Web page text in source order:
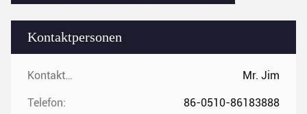
Kontaktpersonen
Kontaktpersonen: Mr. Jim
Telefon: 86-0510-86183888